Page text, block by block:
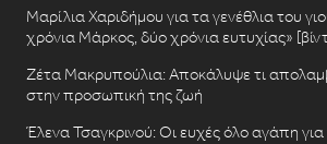
Μαρίλια Χαριδήμου για τα γενέθλια του
χρόνια Μάρκος, δύο χρόνια ευτυχίας»
Ζέτα Μακρυπούλια: Αποκάλυψε τι
στην προσωπική της ζωή
Έλενα Τσαγκρινού: Οι ευχές όλο αγάπη για